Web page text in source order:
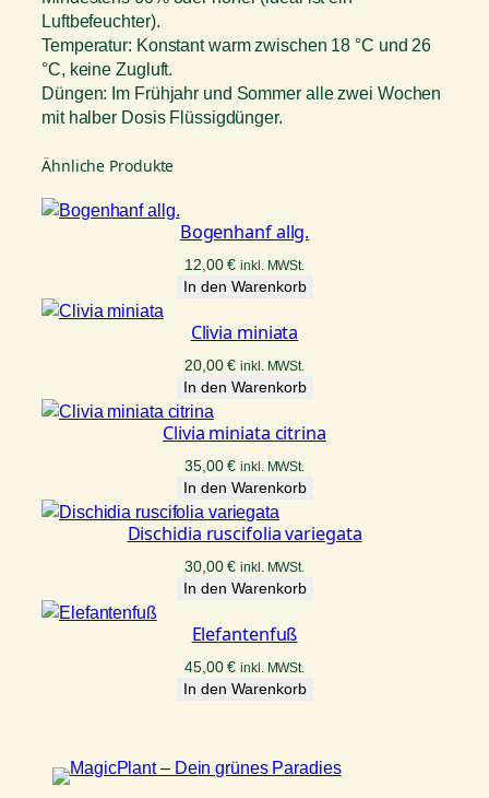
Luftbefeuchter).
Temperatur: Konstant warm zwischen 18 °C und 26
°C, keine Zugluft.
Düngen: Im Frühjahr und Sommer alle zwei Wochen
mit halber Dosis Flüssigdünger.
Ähnliche Produkte
Bogenhanf allg.
12,00€ inkl. MWSt.
In den Warenkorb
Clivia miniata
20,00€ inkl. MWSt.
In den Warenkorb
Clivia miniata citrina
35,00€ inkl. MWSt.
In den Warenkorb
Dischidia ruscifolia variegata
30,00€ inkl. MWSt.
In den Warenkorb
Elefantenfuß
45,00€ inkl. MWSt.
In den Warenkorb